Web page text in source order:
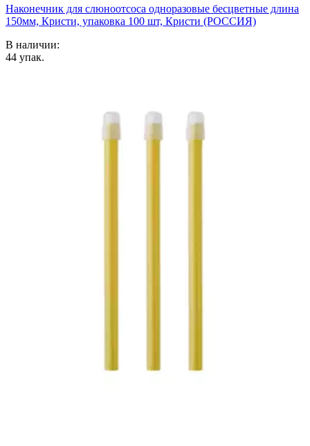
Наконечник для слюноотсоса одноразовые бесцветные длина
150мм, Кристи, упаковка 100 шт, Кристи (РОССИЯ)
В наличии:
44 упак.